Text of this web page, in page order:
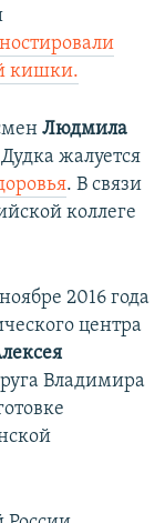
кишки.
Людмила
жалуется
. В связи
коллеге
2016 года
центра
Владимира